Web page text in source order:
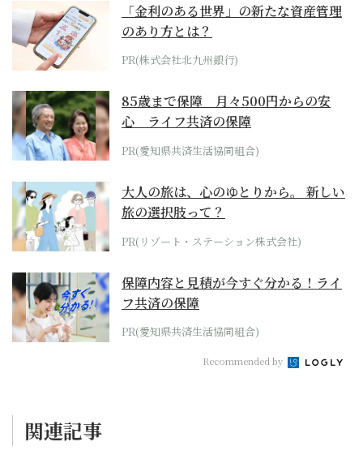
「金利のある世界」の新たな資産管理
のあり方とは？
PR(株式会社北九州銀行)
85歳まで保障 月々500円からの安
心 ライフ共済の保障
PR(愛知県共済生活協同組合)
大人の旅は、心のゆとりから。 新しい
旅の選択肢って？
PR(リゾート・ステーション株式会社)
保障内容と見積が今すぐ分かる！ライ
フ共済の保障
PR(愛知県共済生活協同組合)
Recommended by
関連記事